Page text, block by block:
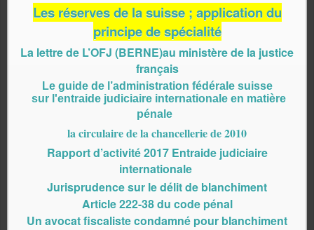
Les réserves de la suisse ; application du
principe de spécialité
La lettre de L’OFJ (BERNE)au ministère de la justice
français
Le guide de l’administration fédérale suisse
sur l'entraide judiciaire internationale en matière
pénale
la circulaire de la chancellerie de 2010
Rapport d’activité 2017 Entraide judiciaire
internationale
Jurisprudence sur le délit de blanchiment
Article 222-38 du code pénal
Un avocat fiscaliste condamné pour blanchiment